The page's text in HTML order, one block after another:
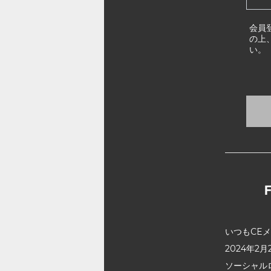
会員
の上
い。
いつもCE
2024年2月
ソーシャ